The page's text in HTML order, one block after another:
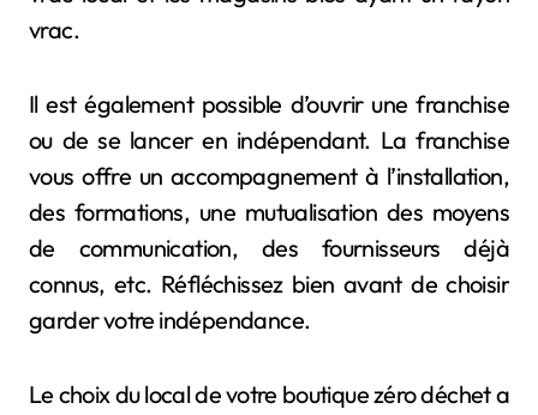
vrac.
Il est également possible d’ouvrir une franchise
ou de se lancer en indépendant. La franchise
vous offre un accompagnement à l’installation,
des formations, une mutualisation des moyens
de communication, des fournisseurs déjà
connus, etc. Réfléchissez bien avant de choisir
garder votre indépendance.
Le choix du local de votre boutique zéro déchet a